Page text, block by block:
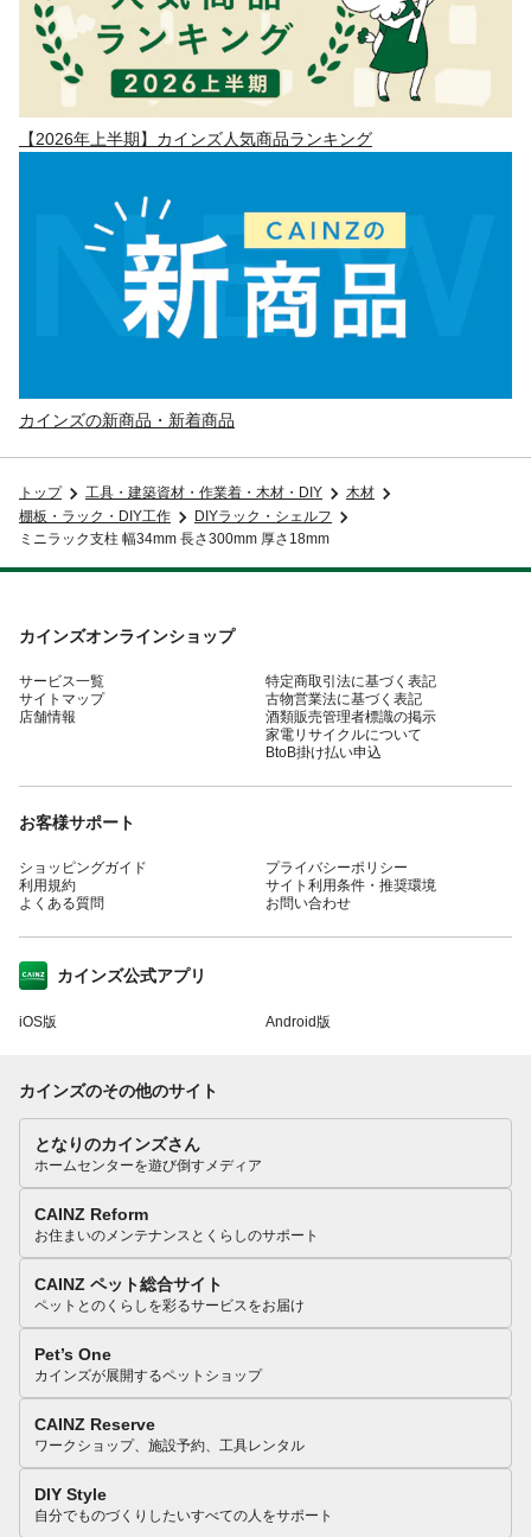
【2026年上半期】カインズ人気商品ランキング
カインズの新商品・新着商品
トップ 工具・建築資材・作業着・木材・DIY
木材
棚板・ラック・DIY工作
DIYラック・シェルフ
ミニラック支柱 幅34mm 長さ300mm 厚さ18mm
カインズオンラインショップ
サービス一覧
サイトマップ
店舗情報
特定商取引法に基づく表記
古物営業法に基づく表記
酒類販売管理者標識の掲示
家電リサイクルについて
BtoB掛け払い申込
お客様サポート
ショッピングガイド
利用規約
よくある質問
プライバシーポリシー
サイト利用条件・推奨環境
お問い合わせ
カインズ公式アプリ
iOS版 Android版
カインズのその他のサイト
となりのカインズさん
ホームセンターを遊び倒すメディア
CAINZ Reform
お住まいのメンテナンスとくらしのサポート
CAINZ ペット総合サイト
ペットとのくらしを彩るサービスをお届け
Pet’s One
カインズが展開するペットショップ
CAINZ Reserve
ワークショップ、施設予約、工具レンタル
DIY Style
自分でものづくりしたいすべての人をサポート